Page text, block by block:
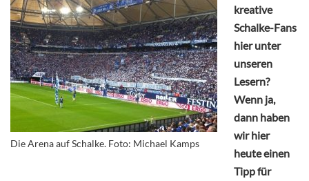
Die Arena auf Schalke. Foto: Michael Kamps
kreative
Schalke-Fans
hier unter
unseren
Lesern?
Wenn ja,
dann haben
wir hier
heute einen
Tipp für